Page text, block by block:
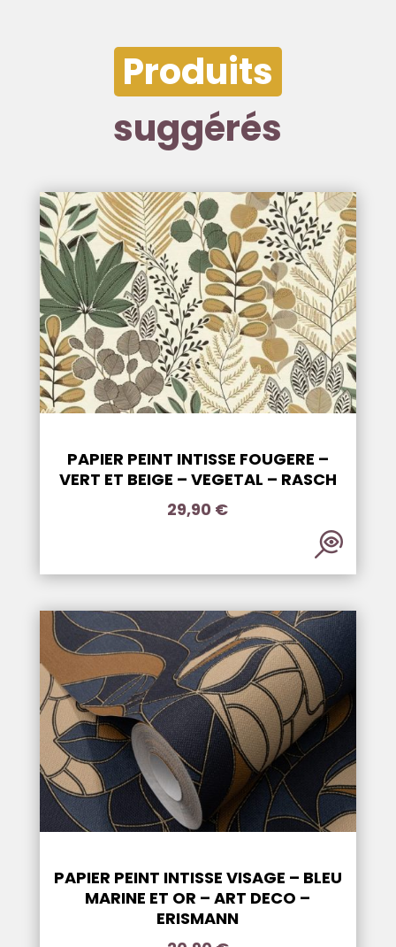
Produits
suggérés
PAPIER PEINT INTISSE FOUGERE –
VERT ET BEIGE – VEGETAL – RASCH
29,90 €
PAPIER PEINT INTISSE VISAGE – BLEU
MARINE ET OR – ART DECO –
ERISMANN